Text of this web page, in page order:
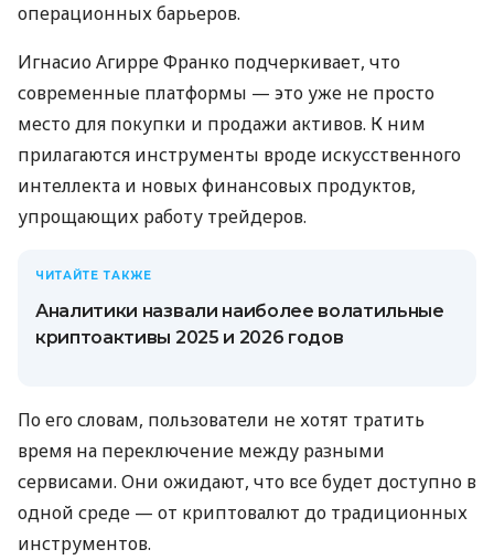
операционных барьеров.
Игнасио Агирре Франко подчеркивает, что
современные платформы — это уже не просто
место для покупки и продажи активов. К ним
прилагаются инструменты вроде искусственного
интеллекта и новых финансовых продуктов,
упрощающих работу трейдеров.
ЧИТАЙТЕ ТАКЖЕ
Аналитики назвали наиболее волатильные
криптоактивы 2025 и 2026 годов
По его словам, пользователи не хотят тратить
время на переключение между разными
сервисами. Они ожидают, что все будет доступно в
одной среде — от криптовалют до традиционных
инструментов.